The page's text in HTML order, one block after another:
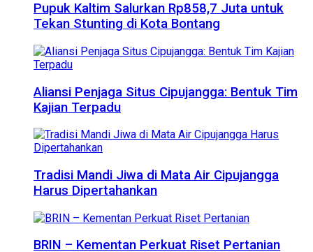
Pupuk Kaltim Salurkan Rp858,7 Juta untuk
Tekan Stunting di Kota Bontang
Aliansi Penjaga Situs Cipujangga: Bentuk Tim
Kajian Terpadu
Tradisi Mandi Jiwa di Mata Air Cipujangga
Harus Dipertahankan
BRIN – Kementan Perkuat Riset Pertanian